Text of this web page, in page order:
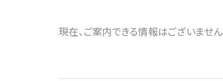
現在、ご案内できる情報はございません